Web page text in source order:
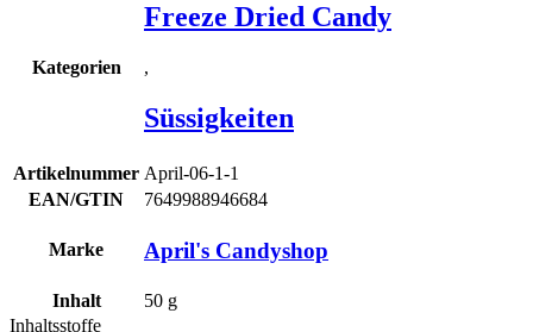
Kategorien
Freeze Dried Candy
,
Süssigkeiten
Artikelnummer April-06-1-1
EAN/GTIN
7649988946684
Marke April's Candyshop
Inhalt 50 g
Inhaltsstoffe